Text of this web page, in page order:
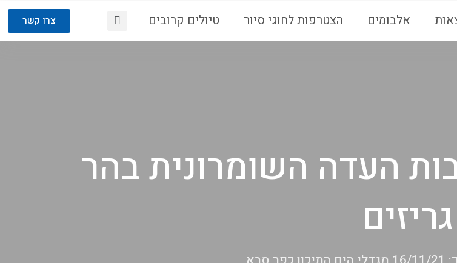
אלבומים הצטרפות לחוגי סיור טיולים קרובים צרו קשר
העדה השומרונית בהר
גריזים